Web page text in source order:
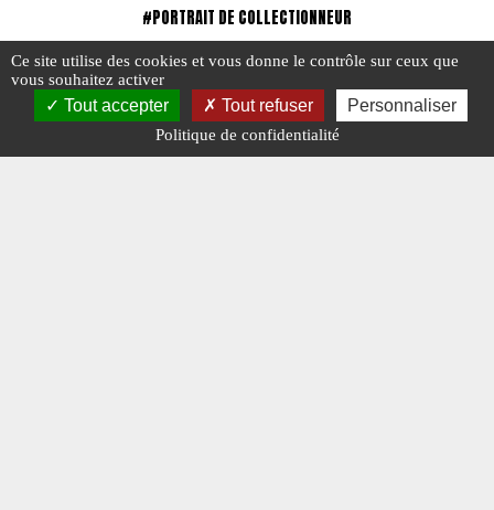
#PORTRAIT DE COLLECTIONNEUR
Ce site utilise des cookies et vous donne le contrôle sur ceux que
vous souhaitez activer
Tout accepter Tout refuser Personnaliser
Politique de confidentialité